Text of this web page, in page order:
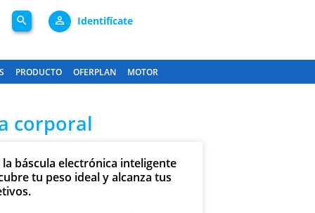
search person_outline Identifícate
PRODUCTO OFERPLAN MOTOR
corporal
la báscula electrónica inteligente
tu peso ideal y alcanza tus